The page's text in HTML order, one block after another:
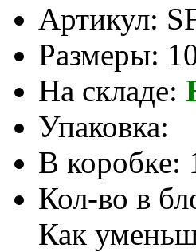
Артикул:
Размеры:
На складе:
Упаковка:
В коробке:
Кол-во в
Как